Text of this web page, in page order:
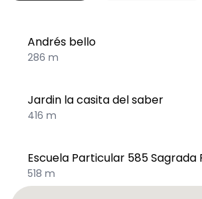
Andrés bello
286 m
Jardin la casita del saber
416 m
Escuela Particular 585 Sagrada
518 m